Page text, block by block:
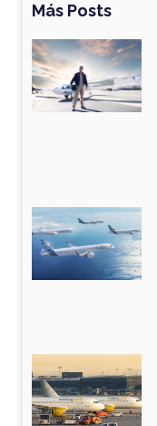
Más Posts